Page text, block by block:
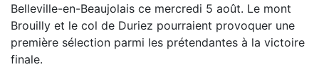
Belleville-en-Beaujolais ce mercredi 5 août. Le mont
Brouilly et le col de Duriez pourraient provoquer une
première sélection parmi les prétendantes à la victoire
finale.